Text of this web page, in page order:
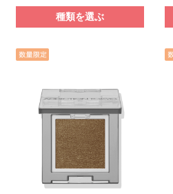
種類を選ぶ